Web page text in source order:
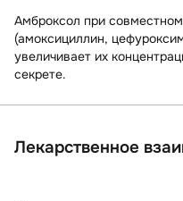
Амброксол при
(амоксициллин,
увеличивает их
секрете.
Лекарственное